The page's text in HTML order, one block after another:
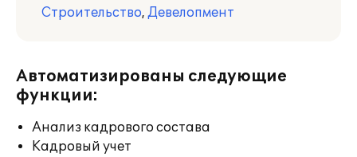
Строительство, Девелопмент
Автоматизированы следующие
функции:
Анализ кадрового состава
Кадровый учет